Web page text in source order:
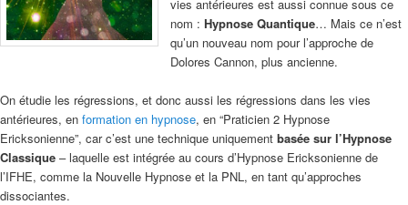
vies antérieures est aussi connue sous ce
nom : Hypnose Quantique… Mais ce n’est
qu’un nouveau nom pour l’approche de
Dolores Cannon, plus ancienne.
On étudie les régressions, et donc aussi les régressions dans les vies
antérieures, en formation en hypnose, en “Praticien 2 Hypnose
Ericksonienne”, car c’est une technique uniquement basée sur l’Hypnose
Classique – laquelle est intégrée au cours d’Hypnose Ericksonienne de
l’IFHE, comme la Nouvelle Hypnose et la PNL, en tant qu’approches
dissociantes.